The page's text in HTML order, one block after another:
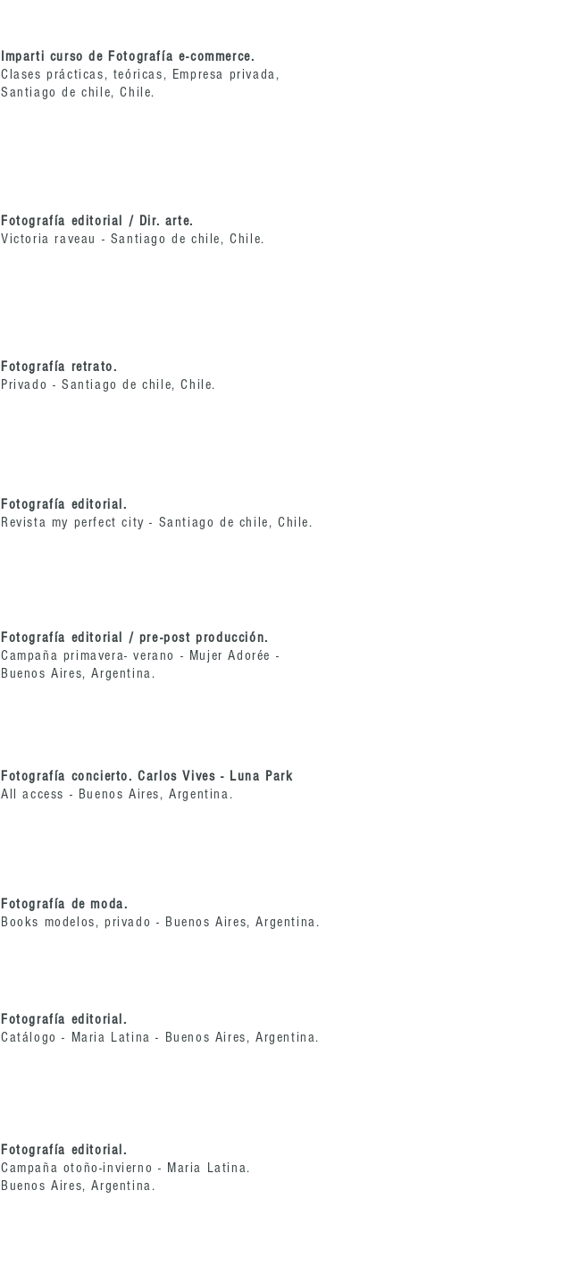
Imparti curso de Fotografía e-commerce.
Clases prácticas, teóricas, Empresa privada,
Santiago de chile, Chile.
Fotografía editorial / Dir. arte.
Victoria raveau - Santiago de chile, Chile.
Fotografía retrato.
Privado - Santiago de chile, Chile.
Fotografía editorial.
Revista my perfect city - Santiago de chile, Chile.
Fotografía editorial / pre-post producción.
Campaña primavera- verano - Mujer Adorée -
Buenos Aires, Argentina.
Fotografía concierto. Carlos Vives - Luna Park
All access - Buenos Aires, Argentina.
Fotografía de moda.
Books modelos, privado - Buenos Aires, Argentina.
Fotografía editorial.
Catálogo - Maria Latina - Buenos Aires, Argentina.
Fotografía editorial.
Campaña otoño-invierno - Maria Latina.
Buenos Aires, Argentina.